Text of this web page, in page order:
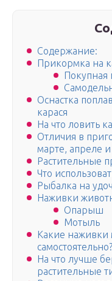
Содержание:
Прикормка на
Покупная
Оснастка
карася
На что ловить
Отличия в
марте, апреле
Растительные
Что
Рыбалка на
Наживки
Опарыш
Мотыль
Какие наживки
самостоятельно?
На что лучше
растительные